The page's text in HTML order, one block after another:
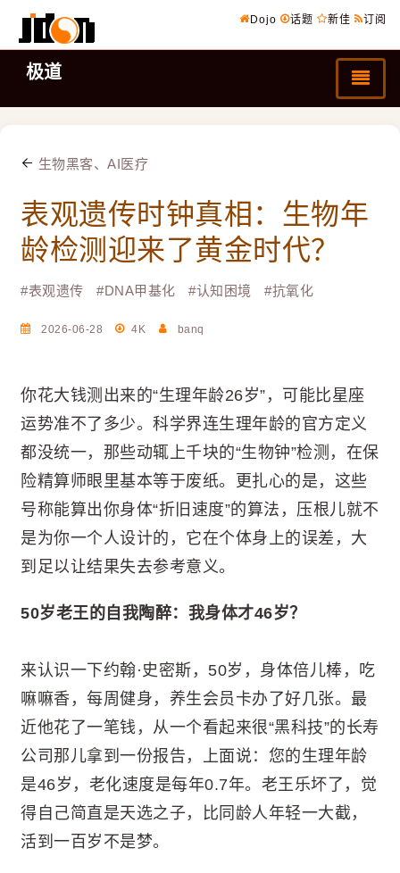
Dojo 话题 新佳 订阅
极道
生物黑客、AI医疗
表观遗传时钟真相：生物年
龄检测迎来了黄金时代？
#表观遗传 #DNA甲基化 #认知困境 #抗氧化
2026-06-28 4K banq
你花大钱测出来的“生理年龄26岁”，可能比星座
运势准不了多少。科学界连生理年龄的官方定义
都没统一，那些动辄上千块的“生物钟”检测，在保
险精算师眼里基本等于废纸。更扎心的是，这些
号称能算出你身体“折旧速度”的算法，压根儿就不
是为你一个人设计的，它在个体身上的误差，大
到足以让结果失去参考意义。
50岁老王的自我陶醉：我身体才46岁？
来认识一下约翰·史密斯，50岁，身体倍儿棒，吃
嘛嘛香，每周健身，养生会员卡办了好几张。最
近他花了一笔钱，从一个看起来很“黑科技”的长寿
公司那儿拿到一份报告，上面说：您的生理年龄
是46岁，老化速度是每年0.7年。老王乐坏了，觉
得自己简直是天选之子，比同龄人年轻一大截，
活到一百岁不是梦。